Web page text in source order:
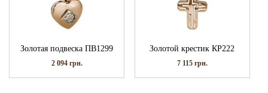
Золотая подвеска ПВ1299
2 094 грн.
Золотой крестик КР222
7 115 грн.